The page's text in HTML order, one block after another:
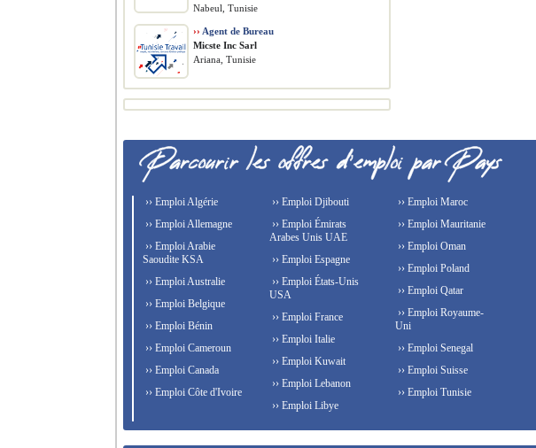
Nabeul, Tunisie
›› Agent de Bureau
Micste Inc Sarl
Ariana, Tunisie
›› Emploi Algérie
›› Emploi Allemagne
›› Emploi Arabie
Saoudite KSA
›› Emploi Australie
›› Emploi Belgique
›› Emploi Bénin
›› Emploi Cameroun
›› Emploi Canada
›› Emploi Côte d'Ivoire
›› Emploi Djibouti
›› Emploi Émirats
Arabes Unis UAE
›› Emploi Espagne
›› Emploi États-Unis
USA
›› Emploi France
›› Emploi Italie
›› Emploi Kuwait
›› Emploi Lebanon
›› Emploi Libye
›› Emploi Maroc
›› Emploi Mauritanie
›› Emploi Oman
›› Emploi Poland
›› Emploi Qatar
›› Emploi Royaume-
Uni
›› Emploi Senegal
›› Emploi Suisse
›› Emploi Tunisie